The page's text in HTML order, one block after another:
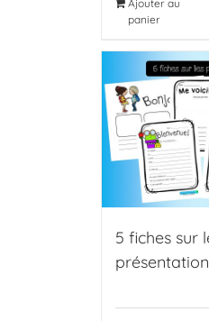
Ajouter au
panier
5 fiches sur